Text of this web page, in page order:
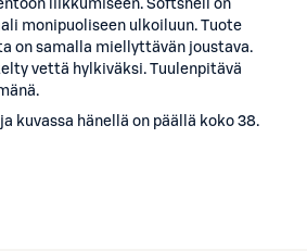
liikkumiseen. Softshell on
monipuoliseen ulkoiluun. Tuote
on samalla miellyttävän joustava.
vettä hylkiväksi. Tuulenpitävä
kuvassa hänellä on päällä koko 38.